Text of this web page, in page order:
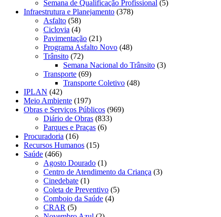
Semana de Qualificação Profissional (5)
Infraestrutura e Planejamento (378)
Asfalto (58)
Ciclovia (4)
Pavimentação (21)
Programa Asfalto Novo (48)
Trânsito (72)
Semana Nacional do Trânsito (3)
Transporte (69)
Transporte Coletivo (48)
IPLAN (42)
Meio Ambiente (197)
Obras e Serviços Públicos (969)
Diário de Obras (833)
Parques e Praças (6)
Procuradoria (16)
Recursos Humanos (15)
Saúde (466)
Agosto Dourado (1)
Centro de Atendimento da Criança (3)
Cinedebate (1)
Coleta de Preventivo (5)
Comboio da Saúde (4)
CRAR (5)